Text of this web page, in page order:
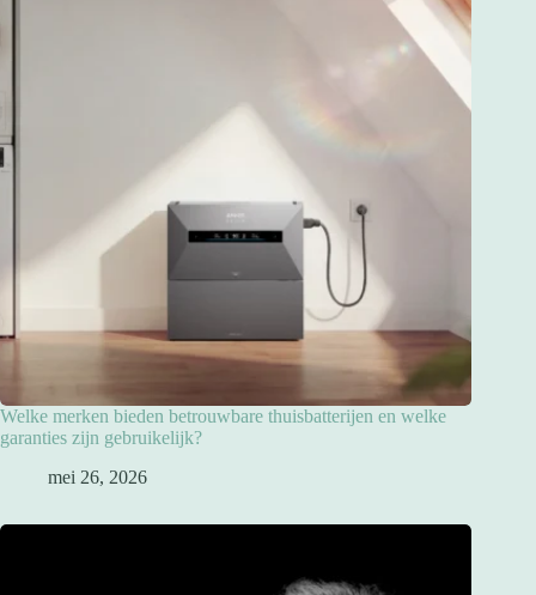
Welke merken bieden betrouwbare thuisbatterijen en welke
garanties zijn gebruikelijk?
mei 26, 2026